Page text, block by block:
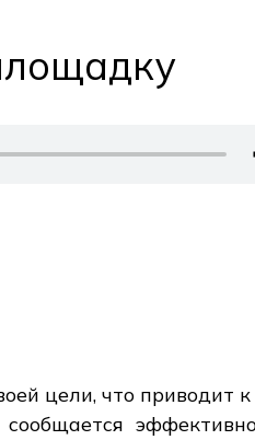
цели, что приводит